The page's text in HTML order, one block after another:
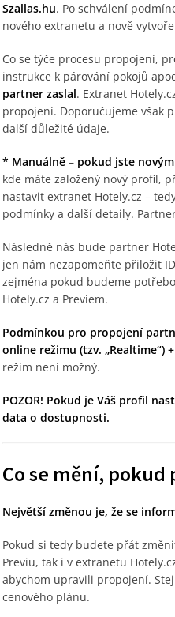
Szallas.hu. Po schválení
nového extranetu a nově
Co se týče procesu propojení,
instrukce k párování pokojů
partner zaslal. Extranet
propojení. Doporučujeme však
další důležité údaje.
* Manuálně– pokud jste
kde máte založený nový profil,
nastavit extranet Hotely.cz –
podmínky a další detaily.
Následně nás bude partner
jen nám nezapomeňte přiložit
zejména pokud budeme
Hotely.cz a Previem.
Podmínkou pro propojení
online režimu (tzv. „Realtime“)
režim není možný.
POZOR! Pokud je Váš profil
data o dostupnosti.
Co se mění,
Největší změnou je, že se
Pokud si tedy budete přát
Previu, tak i v extranetu
abychom upravili propojení.
cenového plánu.